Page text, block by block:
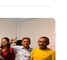
como
a sintonia